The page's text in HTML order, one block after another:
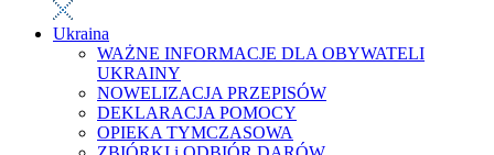
Ukraina
WAŻNE INFORMACJE DLA OBYWATELI
UKRAINY
NOWELIZACJA PRZEPISÓW
DEKLARACJA POMOCY
OPIEKA TYMCZASOWA